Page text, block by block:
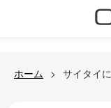
ホーム サイタイ